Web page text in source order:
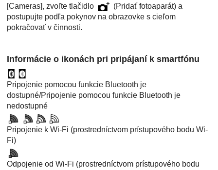
[Cameras], zvoľte tlačidlo
(Pridať fotoaparát) a
postupujte podľa pokynov na obrazovke s cieľom
pokračovať v činnosti.
Informácie o ikonách pri pripájaní k smartfónu
Pripojenie pomocou funkcie Bluetooth je
dostupné/Pripojenie pomocou funkcie Bluetooth je
nedostupné
Pripojenie k Wi-Fi (prostredníctvom prístupového bodu Wi-
Fi)
Odpojenie od Wi-Fi (prostredníctvom prístupového bodu